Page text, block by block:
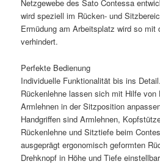
Netzgewebe des Sato Contessa
wird speziell im Rücken- und
Ermüdung am Arbeitsplatz wird so mit
verhindert.
Perfekte Bedienung
Individuelle Funktionalität bis ins
Rückenlehne lassen sich mit Hilfe von
Armlehnen in der Sitzposition
Handgriffen sind Armlehnen,
Rückenlehne und Sitztiefe beim
ausgeprägt ergonomisch geformten
Drehknopf in Höhe und Tiefe